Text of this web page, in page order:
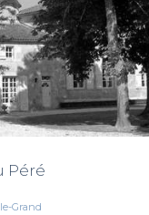
Péré
Grand